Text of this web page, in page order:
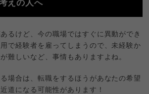
えの人へ
るけど、今の職場ではすぐに異動ができ
で経験者を雇ってしまうので、未経験か
難しいなど、事情もありますよね。
場合は、転職をするほうがあなたの希望
道になる可能性があります！